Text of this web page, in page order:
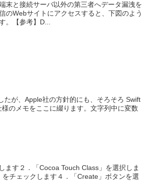
末と接続サーバ以外の第三者へデータ漏洩を
のWebサイトにアクセスすると、下図のよう
。【参考】D...
が、Apple社の方針的にも、そろそろ Swift
のメモをここに綴ります。文字列中に変数
ます２．「Cocoa Touch Class」を選択しま
チェックします４．「Create」ボタンを選